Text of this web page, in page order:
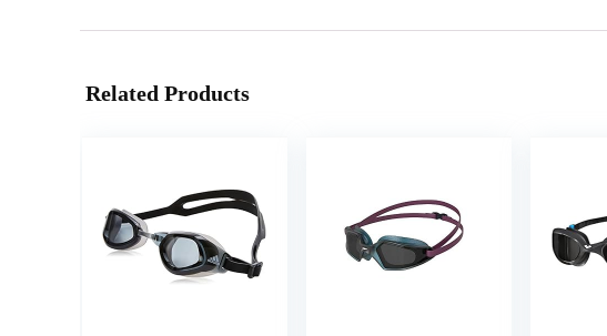
Related Products